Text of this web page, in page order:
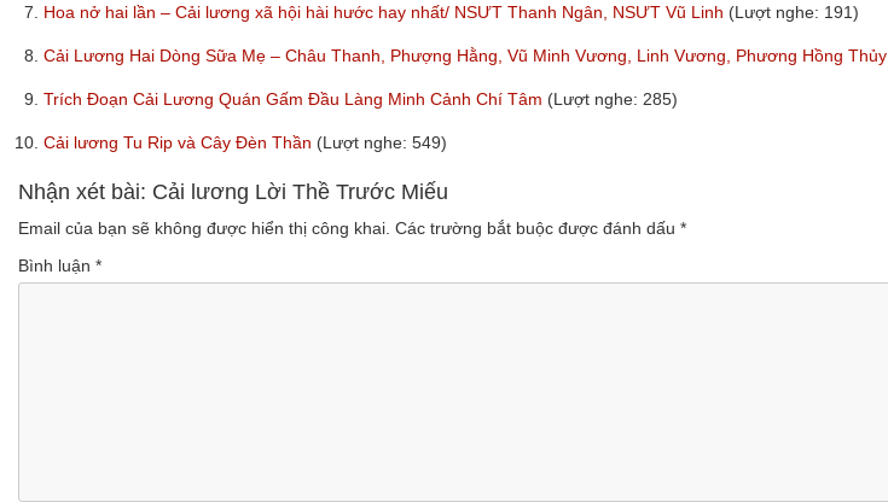
7. Hoa nở hai lần – Cải lương xã hội hài hước hay nhất/ NSƯT Thanh Ngân, NSƯT Vũ Linh (Lượt nghe: 191)
8. Cải Lương Hai Dòng Sữa Mẹ – Châu Thanh, Phượng Hằng, Vũ Minh Vương, Linh Vương, Phương Hồng Thủy
9. Trích Đoạn Cải Lương Quán Gấm Đầu Làng Minh Cảnh Chí Tâm (Lượt nghe: 285)
10. Cải lương Tu Rip và Cây Đèn Thần (Lượt nghe: 549)
Nhận xét bài: Cải lương Lời Thề Trước Miếu
Email của bạn sẽ không được hiển thị công khai. Các trường bắt buộc được đánh dấu *
Bình luận *